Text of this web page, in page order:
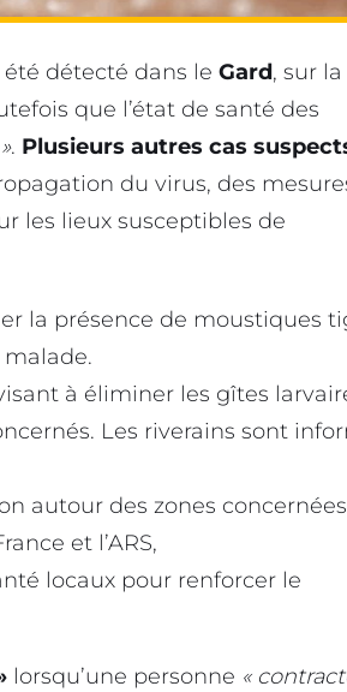
été détecté dans le Gard, sur la
que l’état de santé des
. Plusieurs autres cas
du virus, des
les lieux susceptibles de
la présence de moustiques
à éliminer les gîtes
Les riverains sont
autour des zones
et l’ARS,
locaux pour renforcer le
lorsqu’une personne «